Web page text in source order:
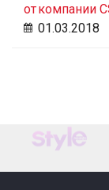
от компании
01.03.2018